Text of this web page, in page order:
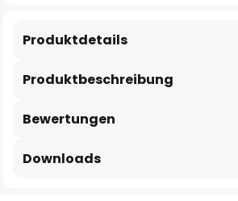
Produktbeschreibung
Produktdetails
Bewertungen
Downloads